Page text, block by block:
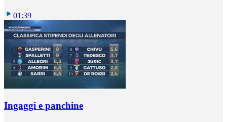
01:39
Ingaggi e panchine